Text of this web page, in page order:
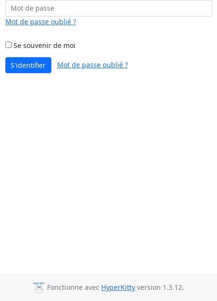
Mot de passe oublié ?
Se souvenir de moi
S'identifier Mot de passe oublié ?
Fonctionne avec HyperKitty version 1.3.12.